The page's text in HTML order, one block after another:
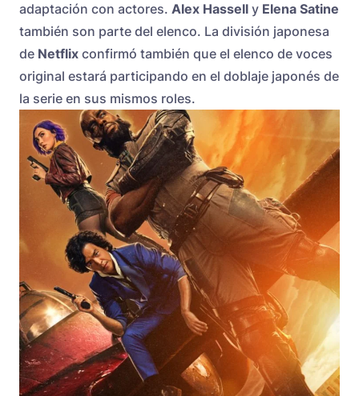
adaptación con actores. Alex Hassell y Elena Satine
también son parte del elenco. La división japonesa
de Netflix confirmó también que el elenco de voces
original estará participando en el doblaje japonés de
la serie en sus mismos roles.